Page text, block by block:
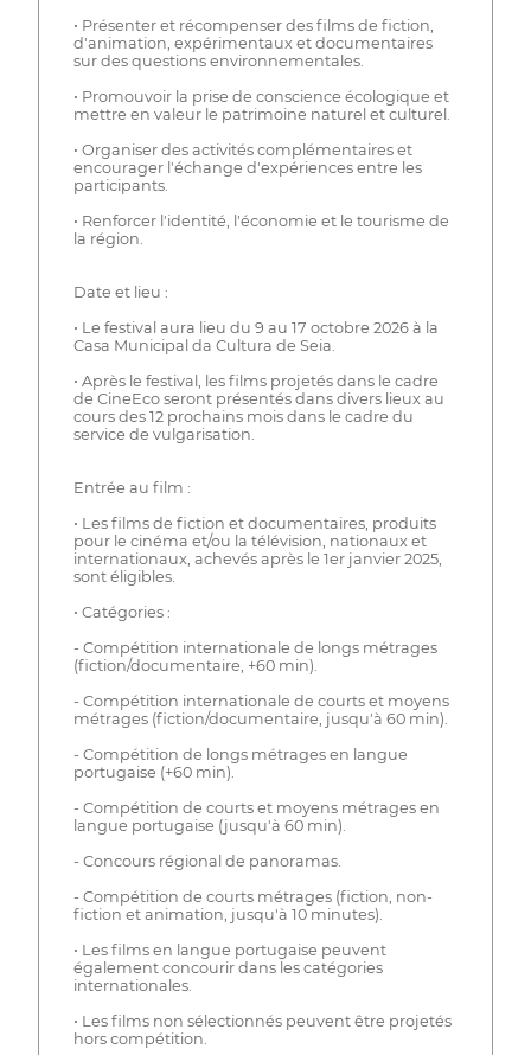
• Présenter et récompenser des films de fiction,
d'animation, expérimentaux et documentaires
sur des questions environnementales.
• Promouvoir la prise de conscience écologique et
mettre en valeur le patrimoine naturel et culturel.
• Organiser des activités complémentaires et
encourager l'échange d'expériences entre les
participants.
• Renforcer l'identité, l'économie et le tourisme de
la région.
Date et lieu :
• Le festival aura lieu du 9 au 17 octobre 2026 à la
Casa Municipal da Cultura de Seia.
• Après le festival, les films projetés dans le cadre
de CineEco seront présentés dans divers lieux au
cours des 12 prochains mois dans le cadre du
service de vulgarisation.
Entrée au film :
• Les films de fiction et documentaires, produits
pour le cinéma et/ou la télévision, nationaux et
internationaux, achevés après le 1er janvier 2025,
sont éligibles.
• Catégories :
- Compétition internationale de longs métrages
(fiction/documentaire, +60 min).
- Compétition internationale de courts et moyens
métrages (fiction/documentaire, jusqu'à 60 min).
- Compétition de longs métrages en langue
portugaise (+60 min).
- Compétition de courts et moyens métrages en
langue portugaise (jusqu'à 60 min).
- Concours régional de panoramas.
- Compétition de courts métrages (fiction, non-
fiction et animation, jusqu'à 10 minutes).
• Les films en langue portugaise peuvent
également concourir dans les catégories
internationales.
• Les films non sélectionnés peuvent être projetés
hors compétition.